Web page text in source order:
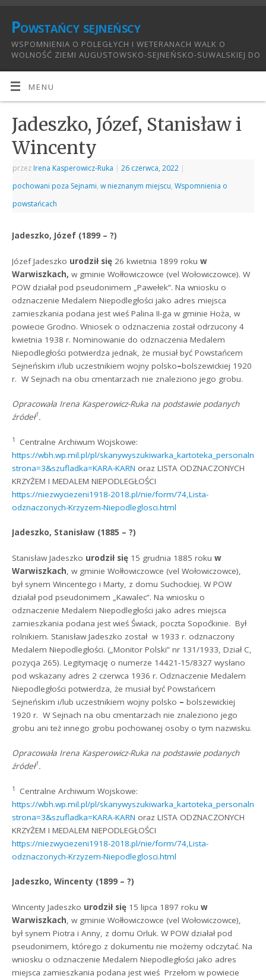
Powstańcy sejneńscy
WSPOMNIENIA O POLEGŁYCH I WETERANACH WALK O
WOLNOŚĆ ZIEMI AUGUSTOWSKO-SEJNEŃSKO-SUWALSKIEJ DO
MENU
Jadeszko, Józef, Stanisław i
Wincenty
przez Irena Kasperowicz-Ruka | 26 czerwca, 2022 |
pochowani poza Sejnami,w nieznanym miejscu,Wspomnienia o
powstańcach
Jadeszko, Józef (1899 – ?)
Józef Jadeszko urodził się 26 kwietnia 1899 rokuw
Warwiszkach,w gminie Wołłowiczowce (vel Wołowiczowce). W
POW działał pod pseudonimem „Pawełek”. Na wniosku o
odznaczenie Medalem Niepodległości jako adres miejsca
zamieszkania podana jest wieś Palina II-ga w gminie Hoża, w
powiecie Grodno. Wniosek o odznaczenia został odrzucony 4
kwietnia 1938 r. Nominowanie do odznaczenia Medalem
Niepodległości potwierdza jednak, że musiał być Powstańcem
Sejneńskim i/lub uczestnikiem wojny polsko–bolszewickiej 1920
r. W Sejnach na obu cmentarzach nie znaleziono jego grobu.
Opracowała Irena Kasperowicz-Ruka na podstawie podanych
źródeł1.
1
Centralne Archiwum Wojskowe:
https://wbh.wp.mil.pl/pl/
strona=3&szufladka=KARA-KARN oraz LISTA ODZNACZONYCH
KRZYŻEM I MEDALEM NIEPODLEGŁOŚCI
https://niezwyciezeni1918-2018.pl/nie/form/74,Lista-
odznaczonych-Krzyzem-Niepodleglosci.html
Jadeszko, Stanisław (1885 – ?)
Stanisław Jadeszko urodził się 15 grudnia 1885 rokuw
Warwiszkach , w gminie Wołłowiczowce (vel Wołowiczowce),
był synem Wincentego i Marty, z domu Suchockiej. W POW
działał pod pseudonimem „Kawalec”. Na wniosku o
odznaczenie Medalem Niepodległości jako adres miejsca
zamieszkania podana jest wieś Świack, poczta Sopoćkinie. Był
rolnikiem. Stanisław Jadeszko został w 1933 r. odznaczony
Medalem Niepodległości. („Monitor Polski” nr 131/1933, Dział C,
pozycja 265). Legitymację o numerze 14421-15/8327 wysłano
pod wskazany adres 2 czerwca 1936 r. Odznaczenie Medalem
Niepodległości potwierdza, że musiał być Powstańcem
Sejneńskim i/lub uczestnikiem wojny polsko – bolszewickiej
1920 r. W Sejnach na obu cmentarzach nie znaleziono jego
grobu ani też innego grobu pochowanej osoby o tym nazwisku.
Opracowała Irena Kasperowicz-Ruka na podstawie podanych
źródeł1.
1
Centralne Archiwum Wojskowe:
https://wbh.wp.mil.pl/pl/
strona=3&szufladka=KARA-KARN oraz LISTA ODZNACZONYCH
KRZYŻEM I MEDALEM NIEPODLEGŁOŚCI
https://niezwyciezeni1918-2018.pl/nie/form/74,Lista-
odznaczonych-Krzyzem-Niepodleglosci.html
Jadeszko, Wincenty (1899 – ?)
Wincenty Jadeszko urodził się 15 lipca 1897 rokuw
Warwiszkach , w gminie Wołłowiczowce (vel Wołowiczowce),
był synem Piotra i Anny, z domu Orluk. W POW działał pod
pseudonimem, którego z dokumentu nie możemy odczytać. Na
wniosku o odznaczenie Medalem Niepodległości jako adres
miejsca zamieszkania podana jest wieś Przełom w powiecie